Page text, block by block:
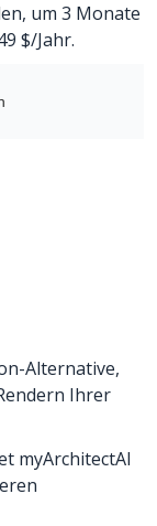
um 3 Monate
$/Jahr.
Alternative,
Ihrer
myArchitectAI